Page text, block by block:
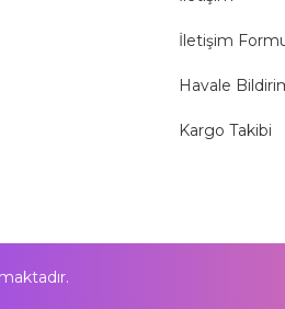
İletişim
Havale
Kargo Takibi